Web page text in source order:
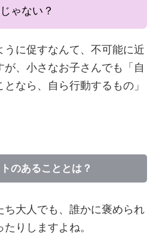
ゃない？
に促すなんて、不可能に近
、小さなお子さんでも「自
なら、自ら行動するもの」
のあることとは？
ち大人でも、誰かに褒められ
りしますよね。